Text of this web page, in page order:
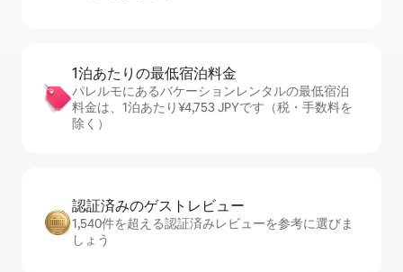
1泊あたりの最⁠低⁠宿⁠泊⁠料⁠金
パレルモにあるバケーションレンタルの最低宿泊
料金は、1泊あたり¥4,753 JPYです（税・手数料を
除く）
認証済みのゲ⁠ス⁠ト⁠レ⁠ビ⁠ュ⁠ー
1,540件を超える認証済みレビューを参考に選びま
しょう